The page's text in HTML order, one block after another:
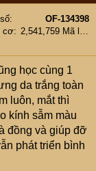
OF-134398
cơ
2,541,759 Mã lực
học cùng 1
da trắng toàn
luôn, mắt thì
kính sẫm màu
đồng và giúp đỡ
phát triển bình